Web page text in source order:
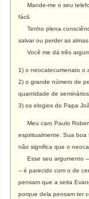
Mande-me o seu
fácil.
Tenho plena
salvar ou perder as
Você me dá três
1) o neocatecumenato o
2) o grande número de
quantidade de
3) os elogios do Papa
Meu caro Paulo
espiritualmente. Sua boa
não significa que o
Esse seu argumento --
-- é parecido com o de
pensam que a seita
porque dela pensam ter